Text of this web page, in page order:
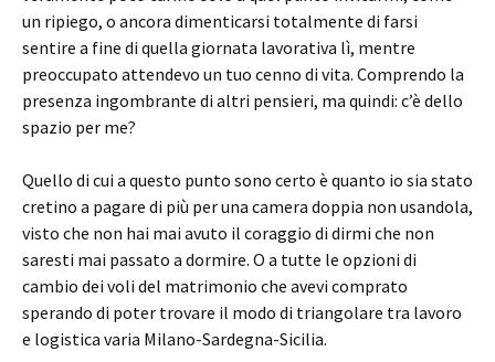
un ripiego, o ancora dimenticarsi totalmente di farsi
sentire a fine di quella giornata lavorativa lì, mentre
preoccupato attendevo un tuo cenno di vita. Comprendo la
presenza ingombrante di altri pensieri, ma quindi: c’è dello
spazio per me?
Quello di cui a questo punto sono certo è quanto io sia stato
cretino a pagare di più per una camera doppia non usandola,
visto che non hai mai avuto il coraggio di dirmi che non
saresti mai passato a dormire. O a tutte le opzioni di
cambio dei voli del matrimonio che avevi comprato
sperando di poter trovare il modo di triangolare tra lavoro
e logistica varia Milano-Sardegna-Sicilia.